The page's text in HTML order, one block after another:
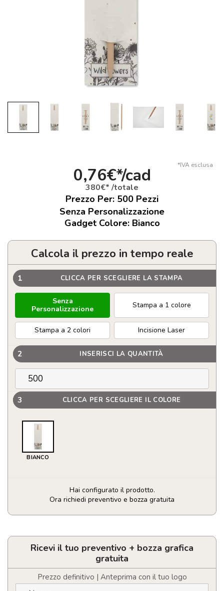
*IVA esclusa
0,76€*/cad
380€* /totale
Prezzo Per: 500 Pezzi
Senza Personalizzazione
Gadget Colore: Bianco
Calcola il prezzo in tempo reale
1 CLICCA PER SCEGLIERE LA STAMPA
Senza
Personalizzazione
Stampa a 1 colore
Stampa a 2 colori Incisione Laser
2 INSERISCI LA QUANTITÀ
3 CLICCA PER SCEGLIERE IL COLORE
BIANCO
Hai configurato il prodotto.
Ora richiedi preventivo e bozza gratuita
Matita
legno
naturale
quantità
Ricevi il tuo preventivo + bozza grafica
gratuita
Prezzo definitivo | Anteprima con il tuo logo